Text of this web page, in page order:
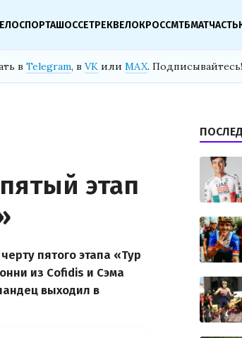
ШОССЕТРЕКВЕЛОКРОССМТБМАТЧАСТЬ
в Telegram, в VK или MAX. Подписывайтесь!
этап
пятого этапа «Тур
из Cofidis и Сэма
выходил в